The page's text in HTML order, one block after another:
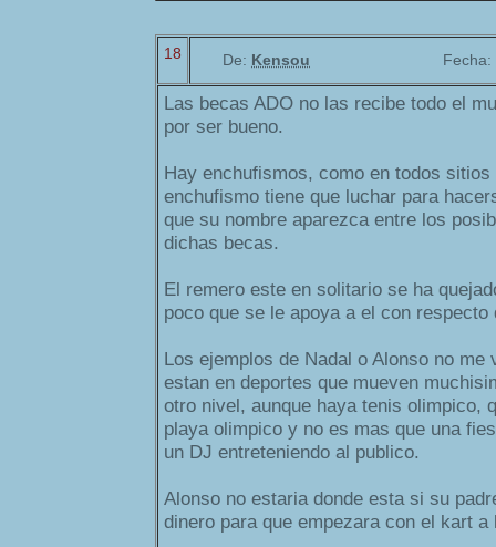
18 De: Kensou Fecha:
Las becas ADO no las recibe todo el
por ser bueno.
Hay enchufismos, como en todos
enchufismo tiene que luchar para
que su nombre aparezca entre los
dichas becas.
El remero este en solitario se ha
poco que se le apoya a el con respecto
Los ejemplos de Nadal o Alonso no me
estan en deportes que mueven
otro nivel, aunque haya tenis olimpico,
playa olimpico y no es mas que una
un DJ entreteniendo al publico.
Alonso no estaria donde esta si su
dinero para que empezara con el kart a